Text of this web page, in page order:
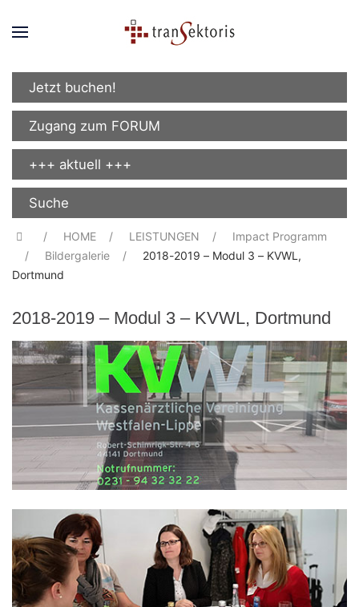
Jetzt buchen!
Zugang zum FORUM
+++ aktuell +++
Suche
HOME LEISTUNGEN
Impact Programm
Bildergalerie
2018-2019 – Modul 3 – KVWL,
Dortmund
2018-2019 – Modul 3 – KVWL, Dortmund